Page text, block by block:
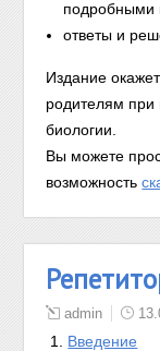
подробными
ответы и
Издание
родителям при
биологии.
Вы можете
возможность
admin
Введение